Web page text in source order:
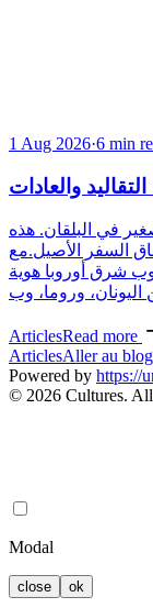
1 Aug 2026·6 min
والعادات
في البلقان. هذه
السفر الأصيل.مع
في جنوب شرق أوروبا هوية
ArticlesRead more
ArticlesAller au blog
Powered by https://
© 2026 Cultures. All
Modal
close ok